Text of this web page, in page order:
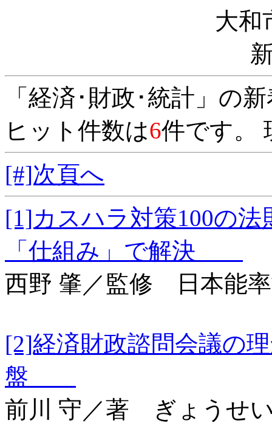
大和
「経済･財政･統計」の
ヒット件数は6件です。
[#]次頁へ
[1]カスハラ対策100の
「仕組み」で解決
西野 肇／監修 日本能
[2]経済財政諮問会議
盤
前川 守／著 ぎょうせ